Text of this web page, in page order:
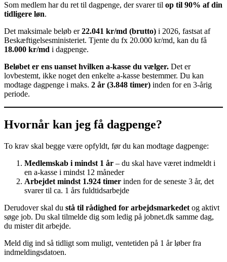
Som medlem har du ret til dagpenge, der svarer til op til 90% af din
tidligere løn.
Det maksimale beløb er22.041 kr/md (brutto) i 2026, fastsat af
Beskæftigelsesministeriet. Tjente du fx 20.000 kr/md, kan du få
18.000 kr/md i dagpenge.
Beløbet er ens uanset hvilken a-kasse du vælger. Det er
lovbestemt, ikke noget den enkelte a-kasse bestemmer. Du kan
modtage dagpenge i maks. 2 år (3.848 timer) inden for en 3-årig
periode.
Hvornår kan jeg få dagpenge?
To krav skal begge være opfyldt, før du kan modtage dagpenge:
Medlemskab i mindst 1 år – du skal have været indmeldt i
en a-kasse i mindst 12 måneder
Arbejdet mindst 1.924 timer inden for de seneste 3 år, det
svarer til ca. 1 års fuldtidsarbejde
Derudover skal du stå til rådighed for arbejdsmarkedet og aktivt
søge job. Du skal tilmelde dig som ledig på jobnet.dk samme dag,
du mister dit arbejde.
Meld dig ind så tidligt som muligt, ventetiden på 1 år løber fra
indmeldingsdatoen.